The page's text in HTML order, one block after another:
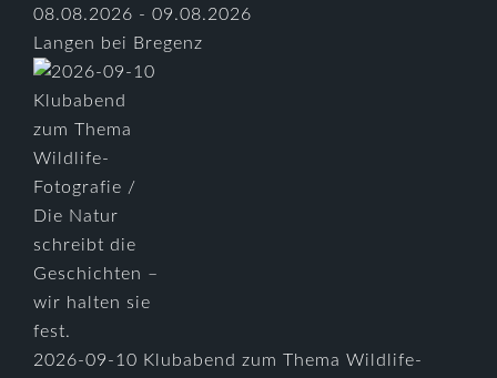
08.08.2026 - 09.08.2026
Langen bei Bregenz
2026-09-10 Klubabend zum Thema Wildlife-